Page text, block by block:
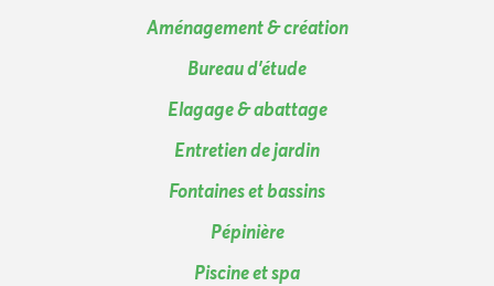
Aménagement & création
Bureau d'étude
Elagage & abattage
Entretien de jardin
Fontaines et bassins
Pépinière
Piscine et spa